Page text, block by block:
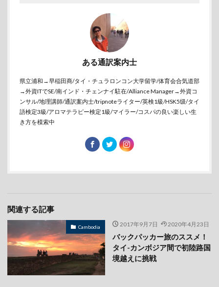
ある通訳案内士
県立浦和→早稲田商/タイ・チュラロンコン大学留学/体育会合気道部
→外資ITでSE/南インド・チェンナイ駐在/Alliance Manager→外資コ
ンサル/地理講師/通訳案内士/tripnoteライター/英検1級/HSK5级/タイ
語検定3級/アロマテラピー検定1級/マイラー/コスパの良い楽しい生
き方を模索中
関連する記事
Cambodia 2017年9月7日 2020年4月23日
バックパッカー旅のススメ！
タイ-カンボジア間で初陸路国
境越えに挑戦